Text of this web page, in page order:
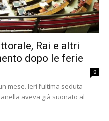
Rai e altri
dopo le ferie
0
mese. Ieri l’ultima seduta
aveva già suonato al